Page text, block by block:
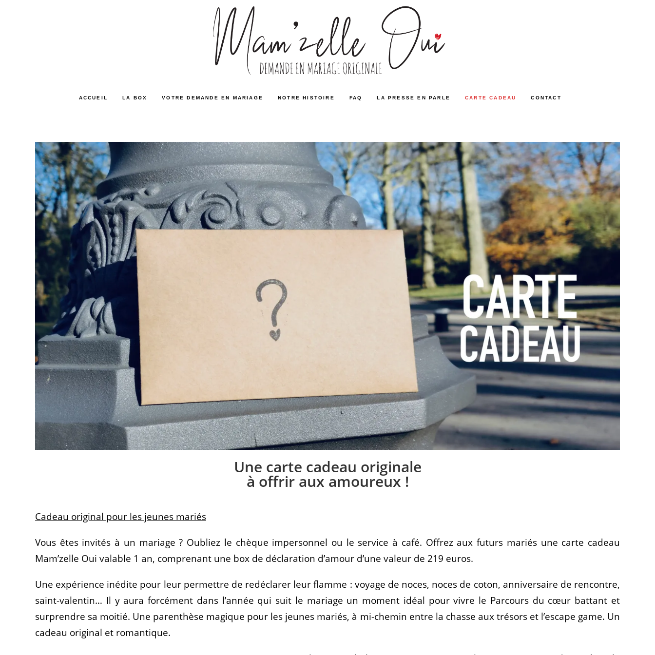
ACCUEIL LA BOX VOTRE DEMANDE EN MARIAGE NOTRE HISTOIRE FAQ LA PRESSE EN PARLE CARTE CADEAU CONTACT
Une carte cadeau originale
à offrir aux amoureux !
Cadeau original pour les jeunes mariés
Vous êtes invités à un mariage ? Oubliez le chèque impersonnel ou le service à café. Offrez aux futurs mariés une carte cadeau
Mam’zelle Oui valable 1 an, comprenant une box de déclaration d’amour d’une valeur de 219 euros.
Une expérience inédite pour leur permettre de redéclarer leur flamme : voyage de noces, noces de coton, anniversaire de rencontre,
saint-valentin… Il y aura forcément dans l’année qui suit le mariage un moment idéal pour vivre le Parcours du cœur battant et
surprendre sa moitié. Une parenthèse magique pour les jeunes mariés, à mi-chemin entre la chasse aux trésors et l’escape game. Un
cadeau original et romantique.